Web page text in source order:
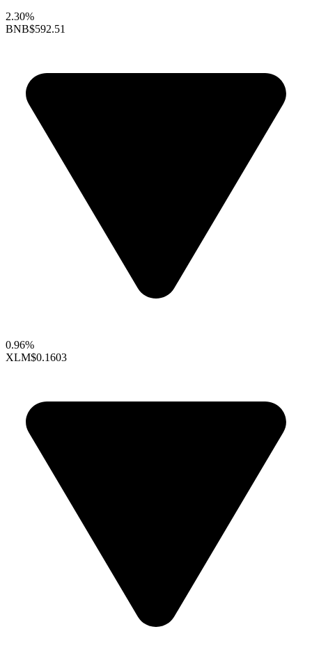
2.30%
BNB$592.51
0.96%
XLM$0.1603